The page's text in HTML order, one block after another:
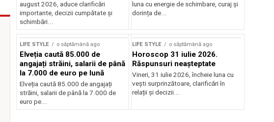
august 2026, aduce clarificări
importante, decizii cumpătate și
schimbări...
luna cu energie de schimbare, curaj și
dorința de...
LIFE STYLE o săptămână ago
Elveția caută 85.000 de
angajați străini, salarii de până
la 7.000 de euro pe lună
Elveția caută 85.000 de angajați
străini, salarii de până la 7.000 de
euro pe...
LIFE STYLE o săptămână ago
Horoscop 31 iulie 2026.
Răspunsuri neașteptate
Vineri, 31 iulie 2026, încheie luna cu
vești surprinzătoare, clarificări în
relații și decizii...